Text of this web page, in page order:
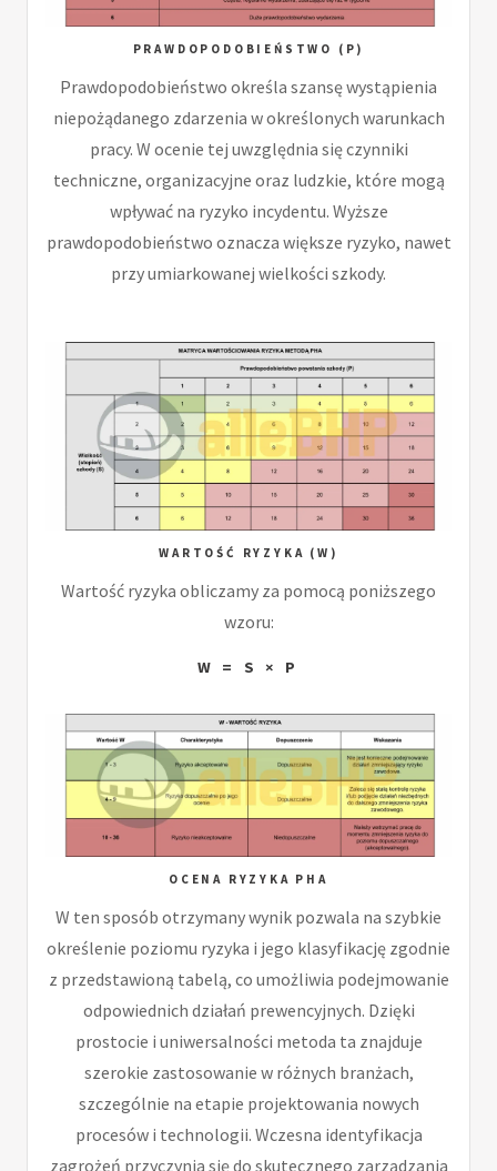
PRAWDOPODOBIEŃSTWO (P)
Prawdopodobieństwo określa szansę wystąpienia
niepożądanego zdarzenia w określonych warunkach
pracy. W ocenie tej uwzględnia się czynniki
techniczne, organizacyjne oraz ludzkie, które mogą
wpływać na ryzyko incydentu. Wyższe
prawdopodobieństwo oznacza większe ryzyko, nawet
przy umiarkowanej wielkości szkody.
WARTOŚĆ RYZYKA (W)
Wartość ryzyka obliczamy za pomocą poniższego
wzoru:
W = S × P
OCENA RYZYKA PHA
W ten sposób otrzymany wynik pozwala na szybkie
określenie poziomu ryzyka i jego klasyfikację zgodnie
z przedstawioną tabelą, co umożliwia podejmowanie
odpowiednich działań prewencyjnych. Dzięki
prostocie i uniwersalności metoda ta znajduje
szerokie zastosowanie w różnych branżach,
szczególnie na etapie projektowania nowych
procesów i technologii. Wczesna identyfikacja
zagrożeń przyczynia się do skutecznego zarządzania